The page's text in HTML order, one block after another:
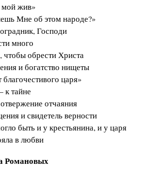
мой жив»
Мне об этом народе?»
Господи
много
чтобы обрести Христа
и богатство нищеты
царя»
к тайне
отчаяния
и свидетель верности
быть и у крестьянина, и у царя
в любви
Романовых